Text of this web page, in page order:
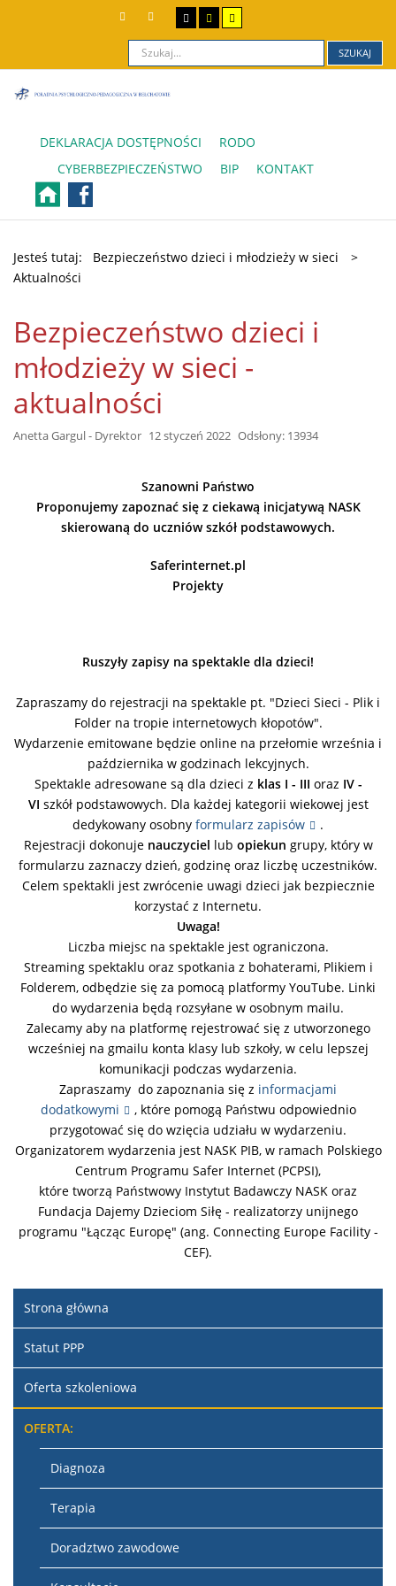
SZUKAJ
DEKLARACJA DOSTĘPNOŚCI
RODO
CYBERBEZPIECZEŃSTWO
BIP KONTAKT
Jesteś tutaj: Bezpieczeństwo dzieci i młodzieży w sieci
>
Aktualności
Bezpieczeństwo dzieci i
młodzieży w sieci -
aktualności
Anetta Gargul - Dyrektor 12 styczeń 2022 Odsłony: 13934
Szanowni Państwo
Proponujemy zapoznać się z ciekawą inicjatywą NASK
skierowaną do uczniów szkół podstawowych.
Saferinternet.pl
Projekty
Ruszyły zapisy na spektakle dla dzieci!
Zapraszamy do rejestracji na spektakle pt. "Dzieci Sieci - Plik i
Folder na tropie internetowych kłopotów".
Wydarzenie emitowane będzie online na przełomie września i
października w godzinach lekcyjnych.
Spektakle adresowane są dla dzieci z klas I - III oraz IV -
VI szkół podstawowych. Dla każdej kategorii wiekowej jest
dedykowany osobny formularz zapisów
.
Rejestracji dokonuje nauczyciel lub opiekun grupy, który w
formularzu zaznaczy dzień, godzinę oraz liczbę uczestników.
Celem spektakli jest zwrócenie uwagi dzieci jak bezpiecznie
korzystać z Internetu.
Uwaga!
Liczba miejsc na spektakle jest ograniczona.
Streaming spektaklu oraz spotkania z bohaterami, Plikiem i
Folderem, odbędzie się za pomocą platformy YouTube. Linki
do wydarzenia będą rozsyłane w osobnym mailu.
Zalecamy aby na platformę rejestrować się z utworzonego
wcześniej na gmailu konta klasy lub szkoły, w celu lepszej
komunikacji podczas wydarzenia.
Zapraszamy do zapoznania się z informacjami
dodatkowymi
, które pomogą Państwu odpowiednio
przygotować się do wzięcia udziału w wydarzeniu.
Organizatorem wydarzenia jest NASK PIB, w ramach Polskiego
Centrum Programu Safer Internet (PCPSI),
które tworzą Państwowy Instytut Badawczy NASK oraz
Fundacja Dajemy Dzieciom Siłę - realizatorzy unijnego
programu "Łącząc Europę" (ang. Connecting Europe Facility -
CEF).
Strona główna
Statut PPP
Oferta szkoleniowa
OFERTA:
Diagnoza
Terapia
Doradztwo zawodowe